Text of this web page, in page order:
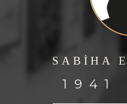
SABİHA
1941